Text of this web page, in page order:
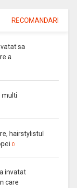
RECOMANDARI
sa
a
multi
hairstylistul
0
invatat
care